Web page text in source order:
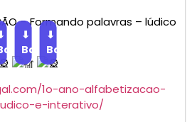
– Formando palavras – lúdico
⬇
Baixar
⬇
Baixar
1o-ano-alfabetizacao-
e-interativo/